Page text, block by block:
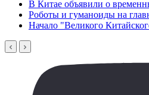
В Китае объявили о
Роботы и гуманоиды на
Начало "Великого